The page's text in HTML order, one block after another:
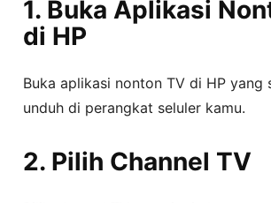
1. Buka Aplikasi
di HP
Buka aplikasi nonton TV di HP yang
unduh di perangkat seluler kamu.
2. Pilih Channel TV